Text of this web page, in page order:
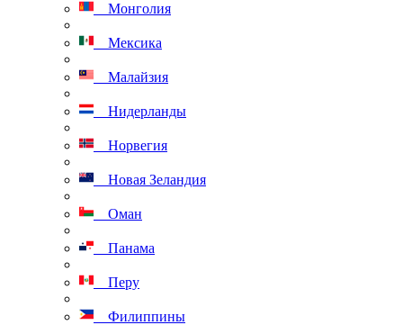
Монголия
Мексика
Малайзия
Нидерланды
Норвегия
Новая Зеландия
Оман
Панама
Перу
Филиппины